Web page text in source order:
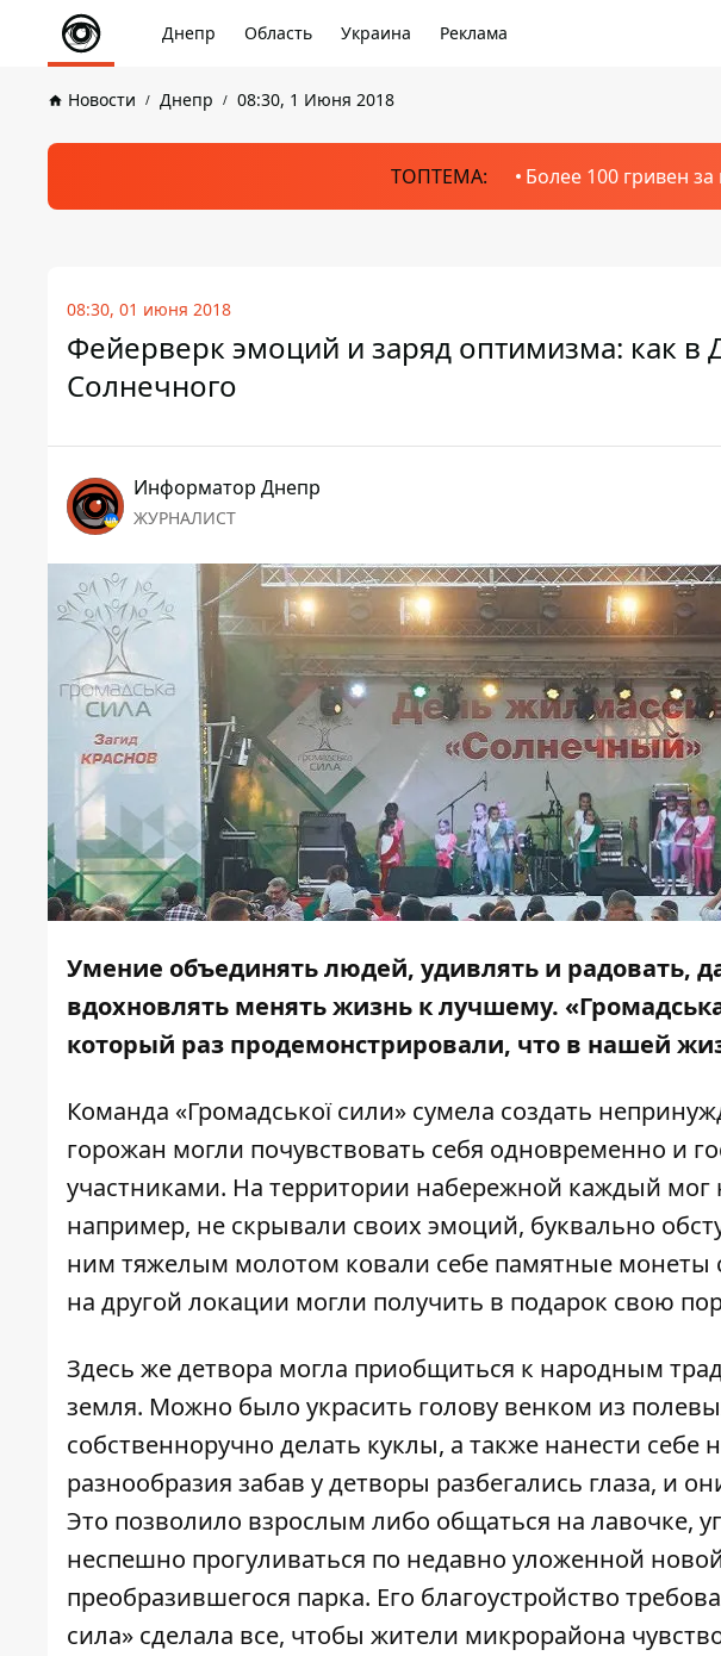
Днепр Область Украина Реклама
Новости Днепр 08:30, 1 Июня 2018
ТОПТЕМА: Более 100 гривен
08:30, 01 июня 2018
Фейерверк эмоций и заряд оптимизма: как в
Солнечного
Информатор Днепр
ЖУРНАЛИСТ
Умение объединять людей, удивлять и радовать,
вдохновлять менять жизнь к лучшему.
который раз продемонстрировали, что в нашей
Команда «Громадської сили» сумела создать
горожан могли почувствовать себя одновременно и
участниками. На территории набережной каждый мог
например, не скрывали своих эмоций, буквально
ним тяжелым молотом ковали себе памятные монеты
на другой локации могли получить в подарок свою
Здесь же детвора могла приобщиться к народным
земля. Можно было украсить голову венком из
собственноручно делать куклы, а также нанести
разнообразия забав у детворы разбегались глаза, и
Это позволило взрослым либо общаться на лавочке,
неспешно прогуливаться по недавно уложенной
преобразившегося парка. Его благоустройство
сила» сделала все, чтобы жители микрорайона